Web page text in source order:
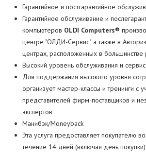
Гарантийное и постгарантийное
Гарантийное обслуживание и
компьютеров OLDI Computers®
центре "ОЛДИ-Сервис", а также в
центрах, расположенных в
Высокий уровень обслуживания и
Для поддержания высокого уровня
организует мастер-классы и тренинги с
представителей фирм-поставщиков и
экспертов
Манибэк/Moneyback
Эта услуга предоставляет покупателю
течение 14 дней (включая день